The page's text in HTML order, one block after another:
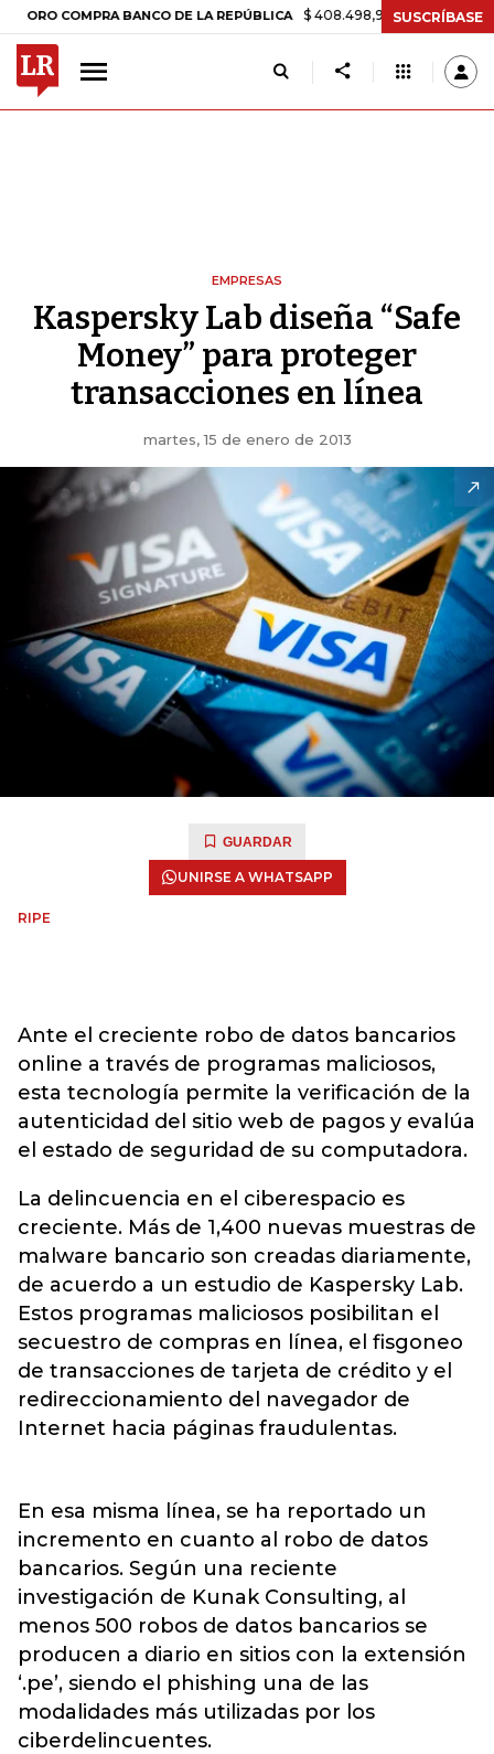
COMPRA BANCO DE LA REPÚBLICA $ 408.498,97 +$ 8.753,81 +2,19%
SUSCRÍBASE
EMPRESAS
Kaspersky Lab diseña “Safe
Money” para proteger
transacciones en línea
martes, 15 de enero de 2013
GUARDAR
UNIRSE A WHATSAPP
RIPE
Ante el creciente robo de datos bancarios
online a través de programas maliciosos,
esta tecnología permite la verificación de la
autenticidad del sitio web de pagos y evalúa
el estado de seguridad de su computadora.
La delincuencia en el ciberespacio es
creciente. Más de 1,400 nuevas muestras de
malware bancario son creadas diariamente,
de acuerdo a un estudio de Kaspersky Lab.
Estos programas maliciosos posibilitan el
secuestro de compras en línea, el fisgoneo
de transacciones de tarjeta de crédito y el
redireccionamiento del navegador de
Internet hacia páginas fraudulentas.
En esa misma línea, se ha reportado un
incremento en cuanto al robo de datos
bancarios. Según una reciente
investigación de Kunak Consulting, al
menos 500 robos de datos bancarios se
producen a diario en sitios con la extensión
‘.pe’, siendo el phishing una de las
modalidades más utilizadas por los
ciberdelincuentes.